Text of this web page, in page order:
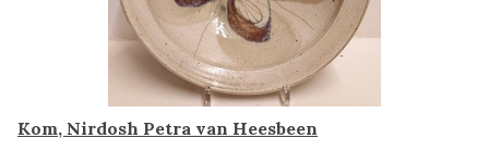
Kom, Nirdosh Petra van Heesbeen